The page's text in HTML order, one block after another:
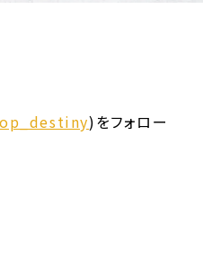
)をフォロー